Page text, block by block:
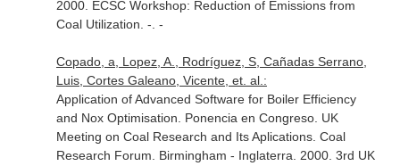
2000. ECSC Workshop: Reduction of Emissions from
Coal Utilization. -. -
Copado, a, Lopez, A., Rodríguez, S, Cañadas Serrano,
Luis, Cortes Galeano, Vicente, et. al.:
Application of Advanced Software for Boiler Efficiency
and Nox Optimisation. Ponencia en Congreso. UK
Meeting on Coal Research and Its Aplications. Coal
Research Forum. Birmingham - Inglaterra. 2000. 3rd UK